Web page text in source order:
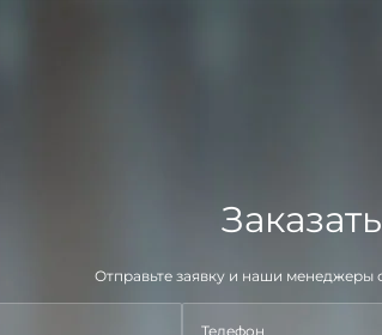
Отправьте заявку и наши менеджеры